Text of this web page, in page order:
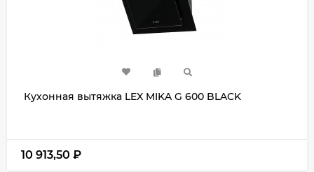
Кухонная вытяжка LEX MIKA G 600 BLACK
10 913,50 ₽